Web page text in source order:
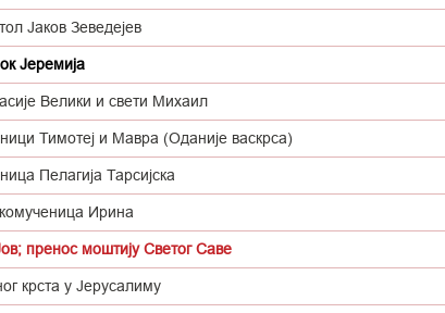
Јаков Зеведејев
Јеремија
Велики и свети Михаил
Тимотеј и Мавра (Оданије васкрса)
Пелагија Тарсијска
Ирина
пренос моштију Светог Саве
крста у Јерусалиму